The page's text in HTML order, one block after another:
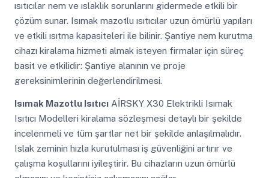
ısıtıcılar nem ve ıslaklık sorunlarını gidermede etkili bir
çözüm sunar. Isımak mazotlu ısıtıcılar uzun ömürlü yapıları
ve etkili ısıtma kapasiteleri ile bilinir. Şantiye nem kurutma
cihazı kiralama hizmeti almak isteyen firmalar için süreç
basit ve etkilidir: Şantiye alanının ve proje
gereksinimlerinin değerlendirilmesi.
Isımak Mazotlu IsıtıcıAİRSKY X30 Elektrikli Isımak
Isıtıcı Modelleri kiralama sözleşmesi detaylı bir şekilde
incelenmeli ve tüm şartlar net bir şekilde anlaşılmalıdır.
Islak zeminin hızla kurutulması iş güvenliğini artırır ve
çalışma koşullarını iyileştirir. Bu cihazların uzun ömürlü